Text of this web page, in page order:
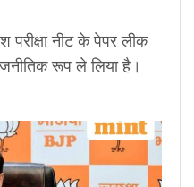
नीट के पेपर लीक
रूप ले लिया है।